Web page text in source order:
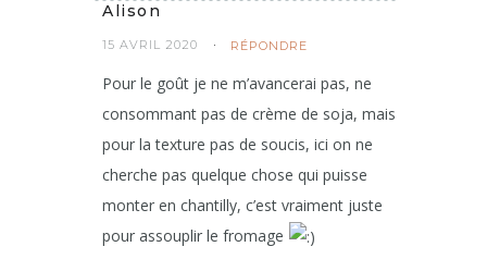
Alison
15 AVRIL 2020 RÉPONDRE
Pour le goût je ne m’avancerai pas, ne
consommant pas de crème de soja, mais
pour la texture pas de soucis, ici on ne
cherche pas quelque chose qui puisse
monter en chantilly, c’est vraiment juste
pour assouplir le fromage